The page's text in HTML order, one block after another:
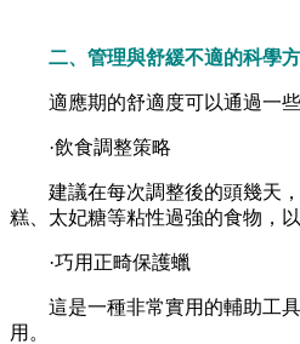
二、管理與舒緩不適的科學
適應期的舒適度可以通過一些
·飲食調整策略
建議在每次調整後的頭幾天，
糕、太妃糖等粘性過強的食物，
·巧用正畸保護蠟
這是一種非常實用的輔助工具
用。